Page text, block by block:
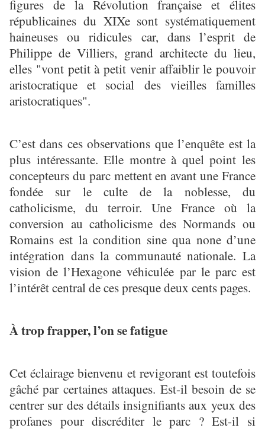
figures de la Révolution française et élites
républicaines du XIXe sont systématiquement
haineuses ou ridicules car, dans l’esprit de
Philippe de Villiers, grand architecte du lieu,
elles "vont petit à petit venir affaiblir le pouvoir
aristocratique et social des vieilles familles
aristocratiques".
C’est dans ces observations que l’enquête est la
plus intéressante. Elle montre à quel point les
concepteurs du parc mettent en avant une France
fondée sur le culte de la noblesse, du
catholicisme, du terroir. Une France où la
conversion au catholicisme des Normands ou
Romains est la condition sine qua none d’une
intégration dans la communauté nationale. La
vision de l’Hexagone véhiculée par le parc est
l’intérêt central de ces presque deux cents pages.
À trop frapper, l’on se fatigue
Cet éclairage bienvenu et revigorant est toutefois
gâché par certaines attaques. Est-il besoin de se
centrer sur des détails insignifiants aux yeux des
profanes pour discréditer le parc ? Est-il si